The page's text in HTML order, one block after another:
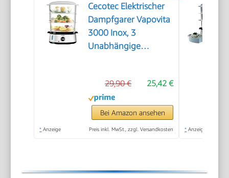
Cecotec Elektrischer
Dampfgarer Vapovita
3000 Inox, 3
Unabhängige
seitliche
Wassereinlässe, Grau,
800W, BPA-frei,
Spülmaschinengeeignet,
25,42 €
29,90 €
Bei Amazon ansehen
* Anzeige Preis inkl. MwSt., zzgl. Versandkosten * Anzeige